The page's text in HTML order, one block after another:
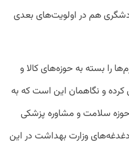
هم در اولویت‌های بعدی
را بسته به حوزه‌های کالا و
و نگاهمان این است که به
حوزه سلامت و مشاوره پزشکی
وزارت بهداشت در این